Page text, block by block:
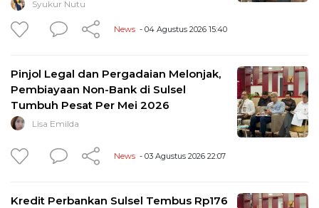
Syukur Nutu
News - 04 Agustus 2026 15:40
Pinjol Legal dan Pergadaian Melonjak,
Pembiayaan Non-Bank di Sulsel
Tumbuh Pesat Per Mei 2026
Lisa Emilda
News - 03 Agustus 2026 22:07
Kredit Perbankan Sulsel Tembus Rp176